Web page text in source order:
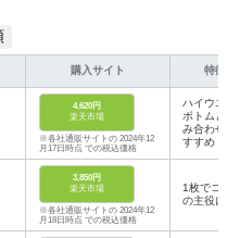
購入サイト 特徴
4,620円
楽天市場
※各社通販サイトの 2024年12
月17日時点 での税込価格
ハイウ
ボトム
み合わ
すすめ
3,850円
楽天市場
※各社通販サイトの 2024年12
月18日時点 での税込価格
1枚でコ
の主役に